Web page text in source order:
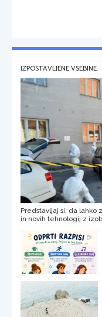
IZPOSTAVLJENE VSEBINE
Predstavljaj si, da lahko
in novih tehnologij z